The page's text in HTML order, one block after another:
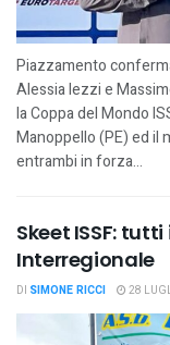
Piazzamento
Alessia Iezzi e
la Coppa del Mondo
Manoppello (PE) ed il
entrambi in forza...
Skeet ISSF:
Interregionale
DI SIMONE RICCI 28